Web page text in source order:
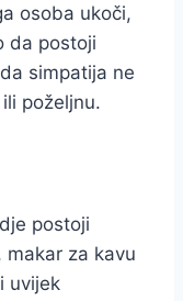
osoba ukoči,
da postoji
simpatija ne
poželjnu.
postoji
makar za kavu
uvijek